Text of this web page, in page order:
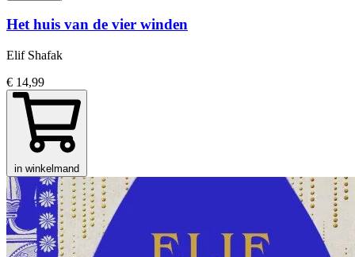
Het huis van de vier winden
Elif Shafak
€ 14,99
in winkelmand